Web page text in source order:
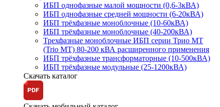
ИБП однофазные малой мощности (0,6-3кВА)
ИБП однофазные средней мощности (6-20кВА)
ИБП трёхфазные моноблочные (10-60кВА)
ИБП трёхфазные моноблочные (40-200кВА)
Трехфазные моноблочные ИБП серии Трио МТ
(Trio MT) 80-200 кВА расширенного применения
ИБП трёхфазные трансформаторные (10-500кВА)
ИБП трёхфазные модульные (25-1200кВА)
Скачать каталог